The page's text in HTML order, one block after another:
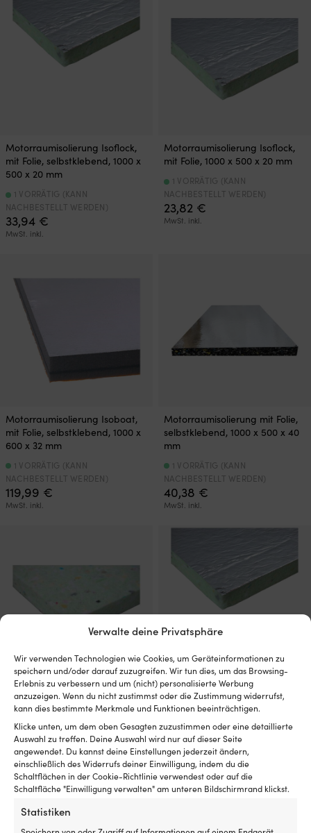
Verwalte deine Privatsphäre
Wir verwenden Technologien wie Cookies, um Geräteinformationen zu
speichern und/oder darauf zuzugreifen. Wir tun dies, um das Browsing-
Erlebnis zu verbessern und um (nicht) personalisierte Werbung
anzuzeigen. Wenn du nicht zustimmst oder die Zustimmung widerrufst,
kann dies bestimmte Merkmale und Funktionen beeinträchtigen.
Klicke unten, um dem oben Gesagten zuzustimmen oder eine detaillierte
Auswahl zu treffen. Deine Auswahl wird nur auf dieser Seite
angewendet. Du kannst deine Einstellungen jederzeit ändern,
einschließlich des Widerrufs deiner Einwilligung, indem du die
Schaltflächen in der Cookie-Richtlinie verwendest oder auf die
Schaltfläche "Einwilligung verwalten" am unteren Bildschirmrand klickst.
Statistiken
Motorraumisolierung Isoflock,
mit Folie, selbstklebend, 1000 x
500 x 20 mm
33,94 €
MwSt. inkl.
1 VORRÄTIG (KANN
NACHBESTELLT WERDEN)
Motorraumisolierung Isoflock,
mit Folie, 1000 x 500 x 20 mm
23,82 €
MwSt. inkl.
1 VORRÄTIG (KANN
NACHBESTELLT WERDEN)
Motorraumisolierung Isoboat,
mit Folie, selbstklebend, 1000 x
600 x 32 mm
119,99 €
MwSt. inkl.
1 VORRÄTIG (KANN
NACHBESTELLT WERDEN)
Motorraumisolierung mit Folie,
selbstklebend, 1000 x 500 x 40
mm
40,38 €
MwSt. inkl.
1 VORRÄTIG (KANN
NACHBESTELLT WERDEN)
Motorraumisolierung Isoflock,
1000 x 500 x 30 mm
27,50€
MwSt. inkl.
VERFÜGBAR BEI
NACHBESTELLUNG
Motorraumisolierung Isoflock,
mit Folie, selbstklebend, 1000 x
47,74€
MwSt. inkl.
1 VORRÄTIG (KANN
NACHBESTELLT WERDEN)